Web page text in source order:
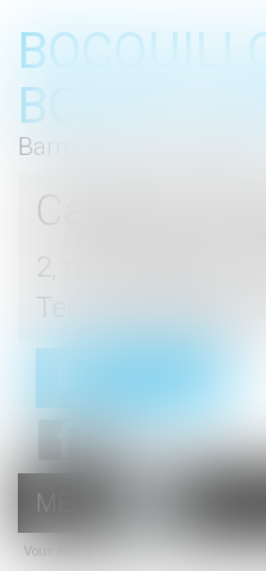
BOESCH
Barreau de Haute
Cabinet
2, rue du Palais -
Tel : 03 25 03 05 62
menu
MENU
Vous êtes ici :